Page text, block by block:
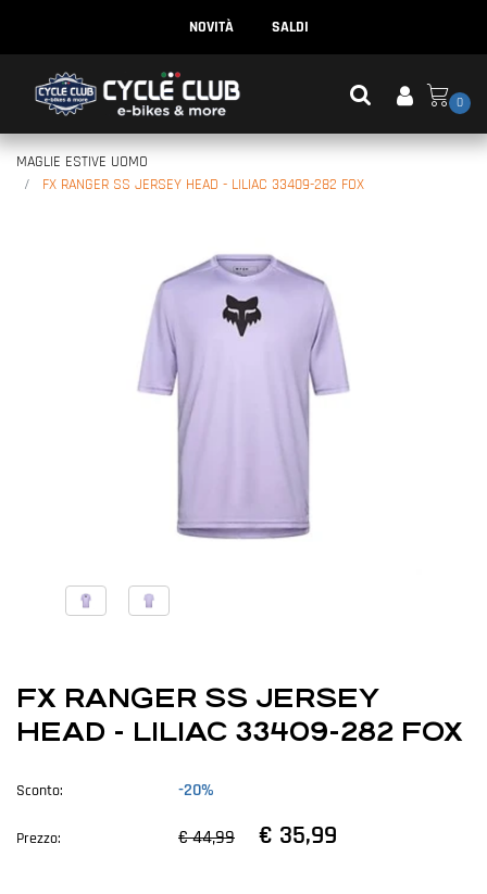
NOVITÀ SALDI
0
MAGLIE ESTIVE UOMO
FX RANGER SS JERSEY HEAD - LILIAC 33409-282 FOX
FX RANGER SS JERSEY
HEAD - LILIAC 33409-282 FOX
Sconto: -20%
Prezzo: € 44,99 € 35,99